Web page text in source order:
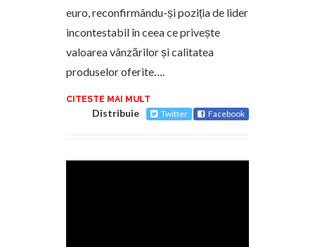
euro, reconfirmându-și poziția de lider
incontestabil în ceea ce privește
valoarea vânzărilor și calitatea
produselor oferite….
CITESTE MAI MULT
Distribuie Twitter Facebook